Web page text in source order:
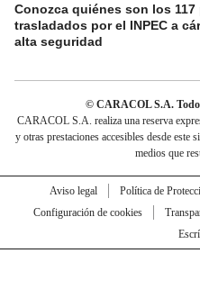
Conozca quiénes son los 117
trasladados por el INPEC a
alta seguridad
© CARACOL S.A.
CARACOL S.A. realiza una reserva
y otras prestaciones accesibles desde este
medios que
Aviso legal Política de
Configuración de cookies